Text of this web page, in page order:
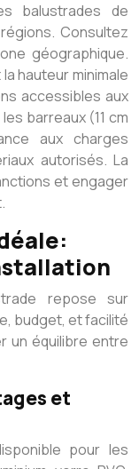
balustrades de
Consultez
géographique.
hauteur minimale
accessibles aux
barreaux (11 cm
aux charges
autorisés. La
et engager
repose sur
budget, et facilité
un équilibre entre
et
pour les